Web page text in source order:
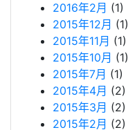
2016年2月 (1)
2015年12月 (1)
2015年11月 (1)
2015年10月 (1)
2015年7月 (1)
2015年4月 (2)
2015年3月 (2)
2015年2月 (2)